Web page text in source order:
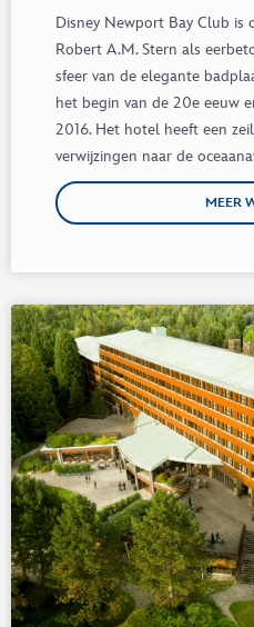
Disney Newport Bay Club is
Robert A.M. Stern als
sfeer van de elegante
het begin van de 20e eeuw
2016. Het hotel heeft een
verwijzingen naar de
MEER